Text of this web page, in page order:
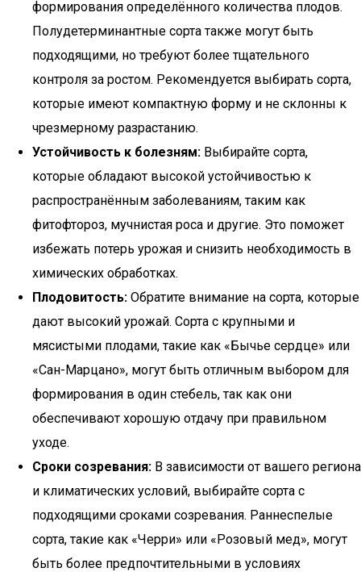
формирования определённого количества плодов.
Полудетерминантные сорта также могут быть
подходящими, но требуют более тщательного
контроля за ростом. Рекомендуется выбирать сорта,
которые имеют компактную форму и не склонны к
чрезмерному разрастанию.
Устойчивость к болезням: Выбирайте сорта,
которые обладают высокой устойчивостью к
распространённым заболеваниям, таким как
фитофтороз, мучнистая роса и другие. Это поможет
избежать потерь урожая и снизить необходимость в
химических обработках.
Плодовитость: Обратите внимание на сорта, которые
дают высокий урожай. Сорта с крупными и
мясистыми плодами, такие как «Бычье сердце» или
«Сан-Марцано», могут быть отличным выбором для
формирования в один стебель, так как они
обеспечивают хорошую отдачу при правильном
уходе.
Сроки созревания: В зависимости от вашего региона
и климатических условий, выбирайте сорта с
подходящими сроками созревания. Раннеспелые
сорта, такие как «Черри» или «Розовый мед», могут
быть более предпочтительными в условиях